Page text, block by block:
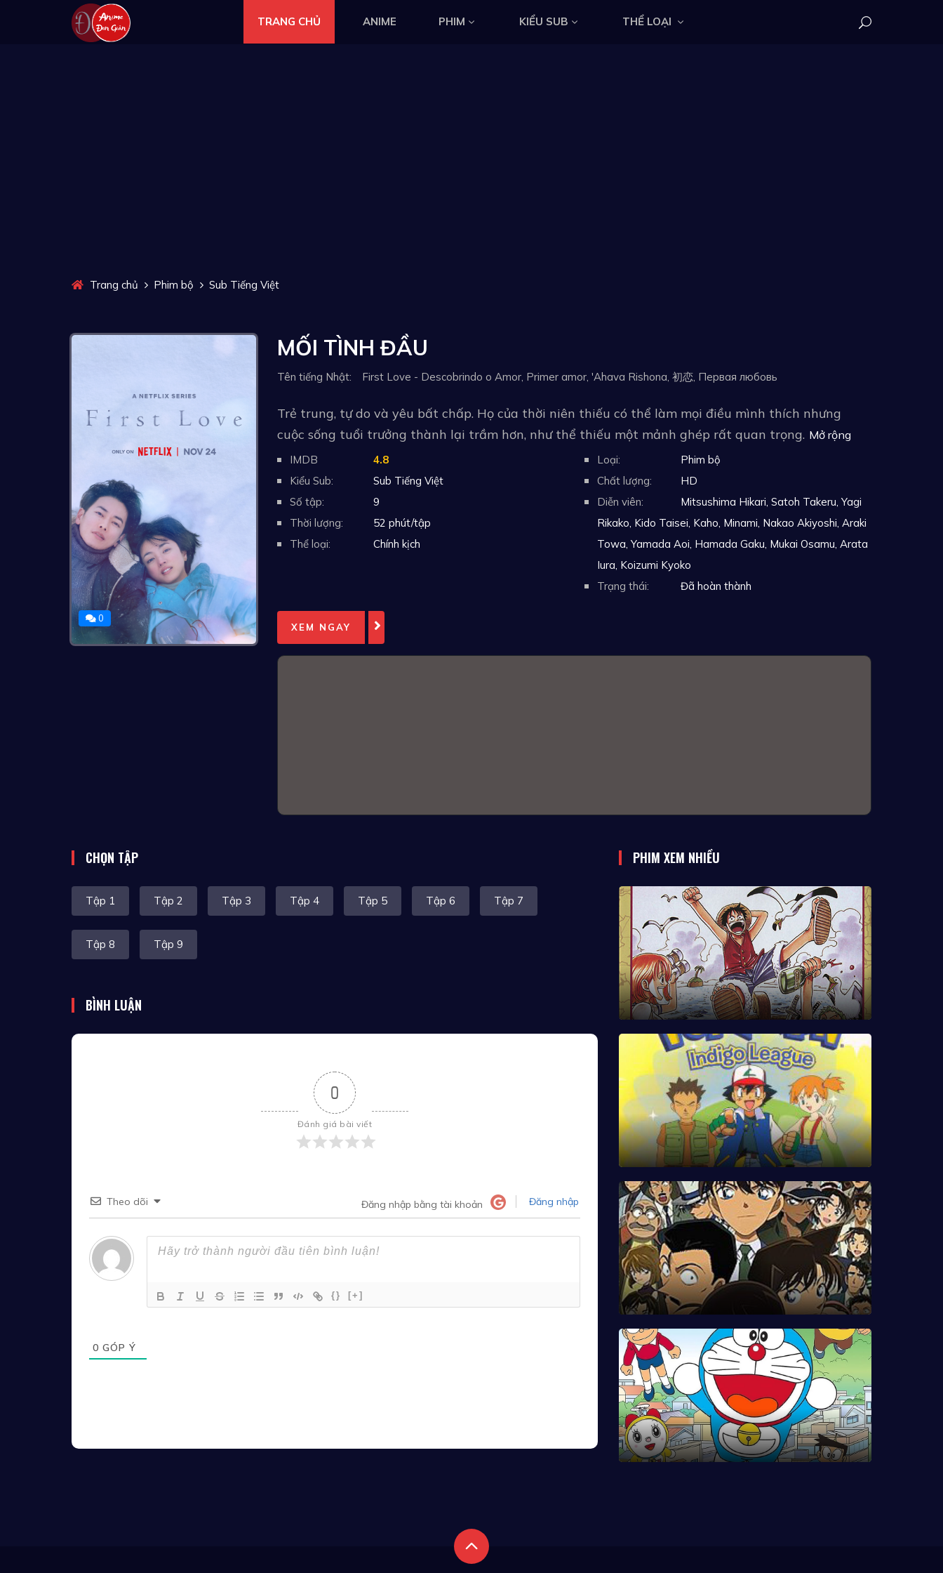
TRANG CHỦ ANIME PHIM KIỂU SUB THỂ LOẠI
Trang chủ Phim bộ Sub Tiếng Việt
0
MỐI TÌNH ĐẦU
Tên tiếng Nhật: First Love - Descobrindo o Amor, Primer amor, 'Ahava Rishona, 初恋, Первая любовь
Trẻ trung, tự do và yêu bất chấp. Họ của thời niên thiếu có thể làm mọi điều mình thích nhưng
cuộc sống tuổi trưởng thành lại trầm hơn, như thể thiếu một mảnh ghép rất quan trọng. Mở rộng
IMDB
4.8
Kiểu Sub:
Sub Tiếng Việt
Số tập:
9
Thời lượng:
52 phút/tập
Thể loại:
Chính kịch
Loại:
Phim bộ
Chất lượng:
HD
Diễn viên:
Mitsushima Hikari, Satoh Takeru, Yagi
Rikako, Kido Taisei, Kaho, Minami, Nakao Akiyoshi, Araki
Towa, Yamada Aoi, Hamada Gaku, Mukai Osamu, Arata
Iura, Koizumi Kyoko
Trạng thái:
Đã hoàn thành
XEM NGAY
CHỌN TẬP
Tập 1 Tập 2 Tập 3 Tập 4 Tập 5 Tập 6 Tập 7
Tập 8 Tập 9
BÌNH LUẬN
0
Đánh giá bài viết
Theo dõi Đăng nhập bằng tài khoản Đăng nhập
{} [+]
0 GÓP Ý
PHIM XEM NHIỀU